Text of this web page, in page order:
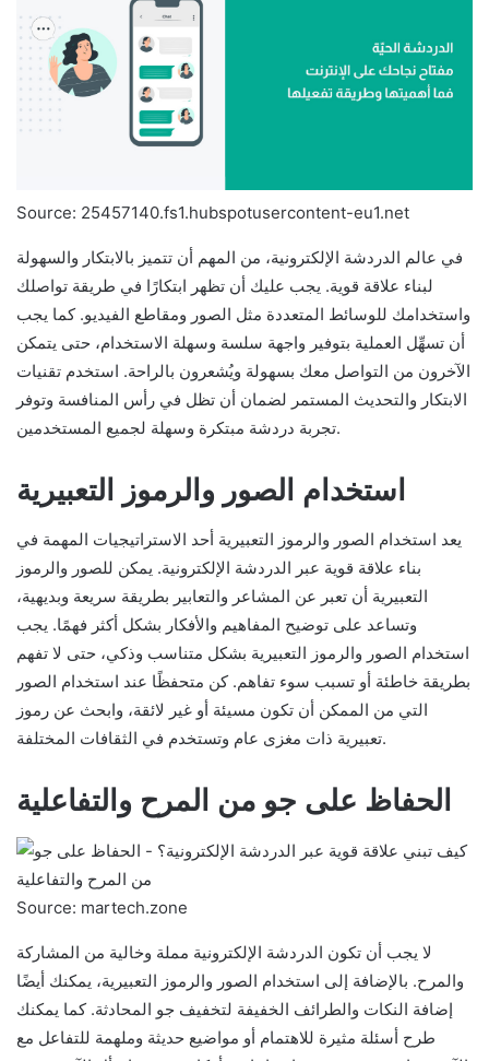
Source: 25457140.fs1.hubspotusercontent-eu1.net
في عالم الدردشة الإلكترونية، من المهم أن تتميز بالابتكار والسهولة
لبناء علاقة قوية. يجب عليك أن تظهر ابتكارًا في طريقة تواصلك
واستخدامك للوسائط المتعددة مثل الصور ومقاطع الفيديو. كما يجب
أن تسهِّل العملية بتوفير واجهة سلسة وسهلة الاستخدام، حتى يتمكن
الآخرون من التواصل معك بسهولة ويُشعرون بالراحة. استخدم تقنيات
الابتكار والتحديث المستمر لضمان أن تظل في رأس المنافسة وتوفر
تجربة دردشة مبتكرة وسهلة لجميع المستخدمين.
استخدام الصور والرموز التعبيرية
يعد استخدام الصور والرموز التعبيرية أحد الاستراتيجيات المهمة في
بناء علاقة قوية عبر الدردشة الإلكترونية. يمكن للصور والرموز
التعبيرية أن تعبر عن المشاعر والتعابير بطريقة سريعة وبديهية،
وتساعد على توضيح المفاهيم والأفكار بشكل أكثر فهمًا. يجب
استخدام الصور والرموز التعبيرية بشكل متناسب وذكي، حتى لا تفهم
بطريقة خاطئة أو تسبب سوء تفاهم. كن متحفظًا عند استخدام الصور
التي من الممكن أن تكون مسيئة أو غير لائقة، وابحث عن رموز
تعبيرية ذات مغزى عام وتستخدم في الثقافات المختلفة.
الحفاظ على جو من المرح والتفاعلية
Source: martech.zone
لا يجب أن تكون الدردشة الإلكترونية مملة وخالية من المشاركة
والمرح. بالإضافة إلى استخدام الصور والرموز التعبيرية، يمكنك أيضًا
إضافة النكات والطرائف الخفيفة لتخفيف جو المحادثة. كما يمكنك
طرح أسئلة مثيرة للاهتمام أو مواضيع حديثة وملهمة للتفاعل مع